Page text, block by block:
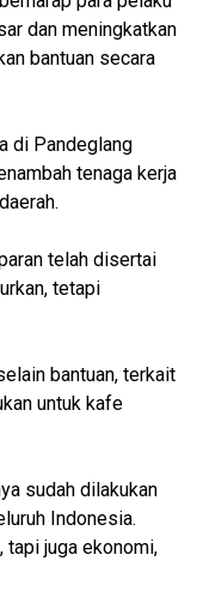
dan meningkatkan
bantuan secara
di Pandeglang
tenaga kerja
telah disertai
tetapi
bantuan, terkait
untuk kafe
sudah dilakukan
Indonesia.
tapi juga ekonomi,